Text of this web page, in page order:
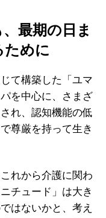
最期の日ま
ために
て構築した「ユマ
を中心に、さまざ
れ、認知機能の低
尊厳を持って生き
れから介護に関わ
チュード」は大き
はないかと、考え